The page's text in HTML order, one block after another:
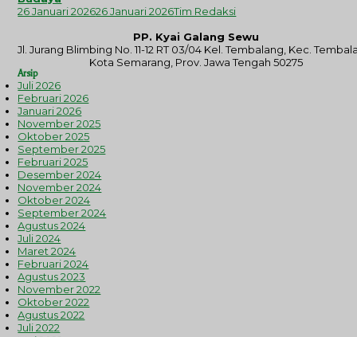
26 Januari 202626 Januari 2026Tim Redaksi
PP. Kyai Galang Sewu
Jl. Jurang Blimbing No. 11-12 RT 03/04 Kel. Tembalang, Kec.
Kota Semarang, Prov. Jawa Tengah 50275
Arsip
Juli 2026
Februari 2026
Januari 2026
November 2025
Oktober 2025
September 2025
Februari 2025
Desember 2024
November 2024
Oktober 2024
September 2024
Agustus 2024
Juli 2024
Maret 2024
Februari 2024
Agustus 2023
November 2022
Oktober 2022
Agustus 2022
Juli 2022